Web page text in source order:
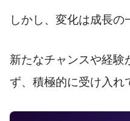
しかし、変化は成長の
新たなチャンスや経験
ず、積極的に受け入れ